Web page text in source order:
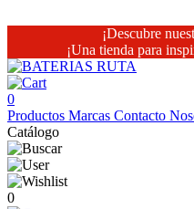
¡Descubre
¡Una tienda para
0
Productos Marcas Contacto
Catálogo
0